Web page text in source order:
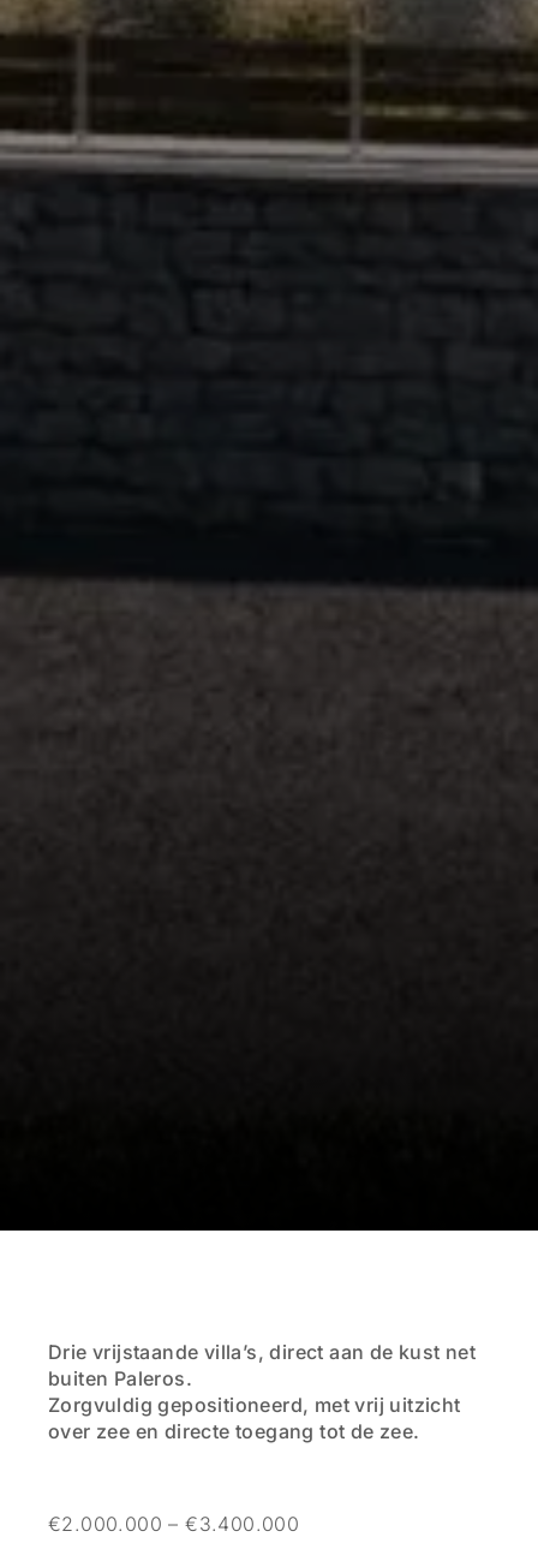
Drie vrijstaande villa’s, direct aan de kust net
buiten Paleros.
Zorgvuldig gepositioneerd, met vrij uitzicht
over zee en directe toegang tot de zee.
€2.000.000 – €3.400.000